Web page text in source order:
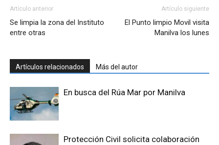
Artículo anterior
Se limpia la zona del Instituto
entre otras
Artículo siguiente
El Punto limpio Movil visita
Manilva los lunes
Artículos relacionados Más del autor
En busca del Rúa Mar por Manilva
Protección Civil solicita colaboración